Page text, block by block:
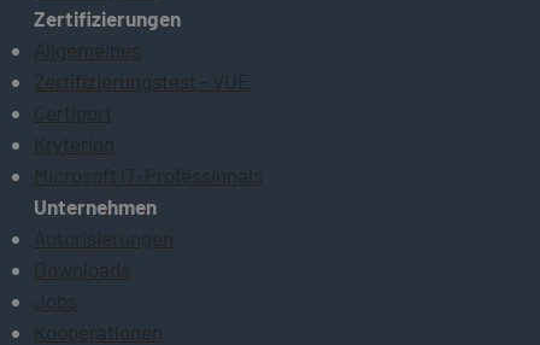
Zertifizierungen
Allgemeines
Zertifizierungstest - VUE
Certiport
Kryterion
Microsoft IT-Professionals
Unternehmen
Autorisierungen
Downloads
Jobs
Kooperationen